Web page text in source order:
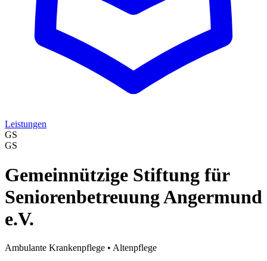
Leistungen
GS
GS
Gemeinnützige Stiftung für
Seniorenbetreuung Angermund
e.V.
Ambulante Krankenpflege • Altenpflege